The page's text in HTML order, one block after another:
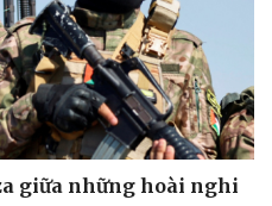
giữa những hoài nghi